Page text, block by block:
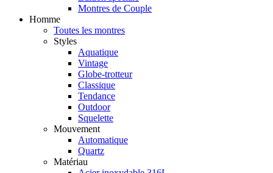
Montres de Couple
Homme
Toutes les montres
Styles
Aquatique
Vintage
Globe-trotteur
Classique
Tendance
Outdoor
Squelette
Mouvement
Automatique
Quartz
Matériau